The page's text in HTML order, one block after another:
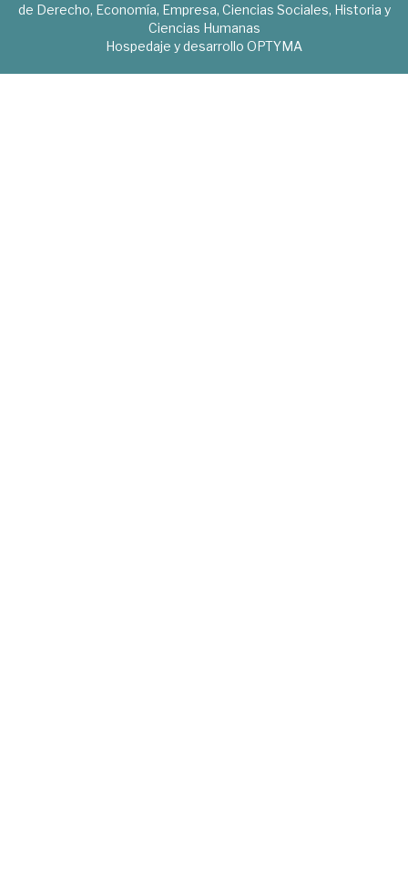
de Derecho, Economía, Empresa, Ciencias Sociales, Historia y
Ciencias Humanas
Hospedaje y desarrollo OPTYMA